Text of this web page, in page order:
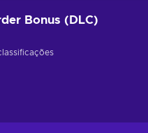
Bonus (DLC)